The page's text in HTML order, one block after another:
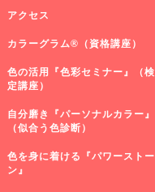
アクセス
カラーグラム®（資格講座）
色の活用『色彩セミナー』（検
定講座）
自分磨き『パーソナルカラー』
（似合う色診断）
色を身に着ける『パワーストー
ン』